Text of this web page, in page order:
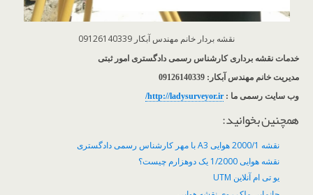
نقشه بردار خانم مهندس آبکار 09126140339
خدمات نقشه برداری کارشناس رسمی دادگستری امور ثبتی
مدیریت خانم مهندس آبکار: 09126140339
وب سایت رسمی ما : http://ladysurveyor.ir/
همچنین بخوانید:
نقشه 2000/1 هوایی A3 با مهر کارشناس رسمی دادگستری
نقشه هوایی 1/2000 یک دوهزارم چیست؟
یو تی ام آنلاین UTM